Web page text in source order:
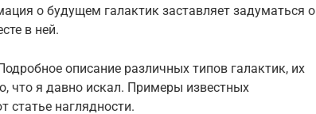
о будущем галактик заставляет задуматься о
в ней.
описание различных типов галактик, их
что я давно искал. Примеры известных
статье наглядности.